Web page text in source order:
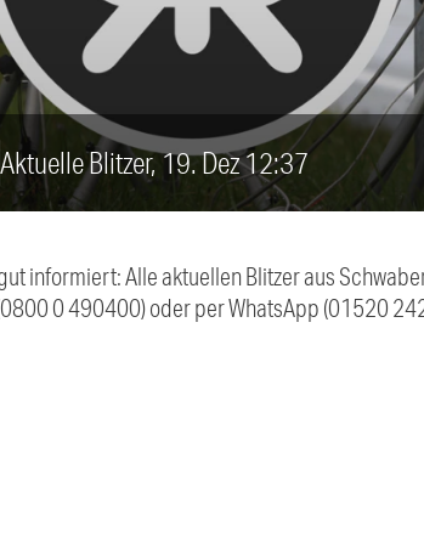
Aktuelle Blitzer, 19. Dez 12:37
informiert: Alle aktuellen Blitzer aus
0 490400) oder per WhatsApp (01520